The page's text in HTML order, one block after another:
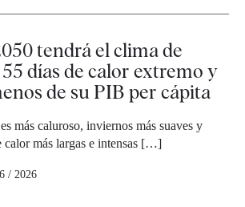
tendrá el clima de
días de calor extremo y
de su PIB per cápita
más caluroso, inviernos más suaves y
calor más largas e intensas […]
/ 2026